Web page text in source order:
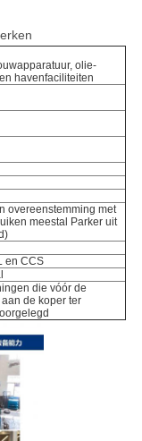
olie-
havenfaciliteiten
overeenstemming met
meestal Parker uit
en CCS
die vóór de
de koper ter